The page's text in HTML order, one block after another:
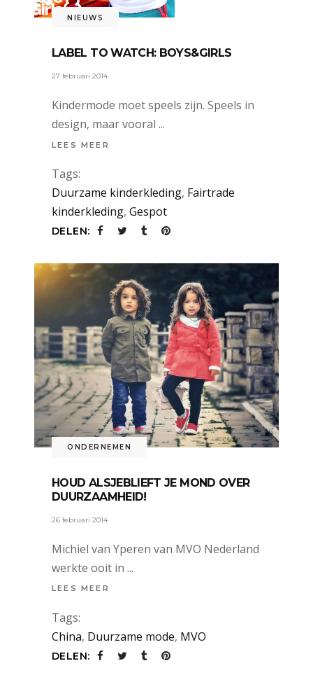
NIEUWS
LABEL TO WATCH: BOYS&GIRLS
27 februari 2014
Kindermode moet speels zijn. Speels in
design, maar vooral
LEES MEER
Tags:
Duurzame kinderkleding, Fairtrade
kinderkleding, Gespot
DELEN:
ONDERNEMEN
HOUD ALSJEBLIEFT JE MOND OVER
DUURZAAMHEID!
26 februari 2014
Michiel van Yperen van MVO Nederland
werkte ooit in
LEES MEER
Tags:
China, Duurzame mode, MVO
DELEN: